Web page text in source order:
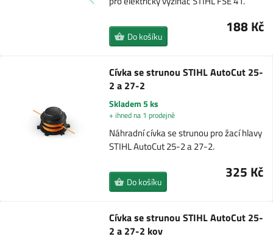
188 Kč
Do košíku
Cívka se strunou STIHL AutoCut 25-
2 a 27-2
Skladem 5 ks
+ ihned na 1 prodejně
Náhradní cívka se strunou pro žací hlavy
STIHL AutoCut 25-2 a 27-2.
325 Kč
Do košíku
Cívka se strunou STIHL AutoCut 25-
2 a 27-2 kov